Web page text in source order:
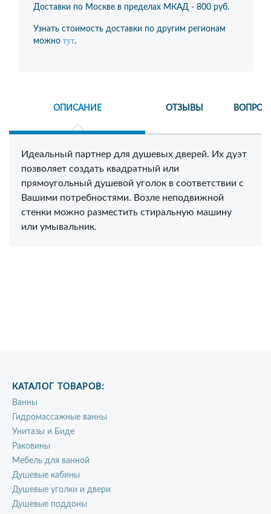
Доставки по Москве в пределах МКАД - 800 руб.
Узнать стоимость доставки по другим регионам
можно тут.
ОПИСАНИЕ ОТЗЫВЫ
Идеальный партнер для душевых дверей. Их дуэт
позволяет создать квадратный или
прямоугольный душевой уголок в соответствии с
Вашими потребностями. Возле неподвижной
стенки можно разместить стиральную машину
или умывальник.
КАТАЛОГ ТОВАРОВ:
Ванны
Гидромассажные ванны
Унитазы и Биде
Раковины
Мебель для ванной
Душевые кабины
Душевые уголки и двери
Душевые поддоны